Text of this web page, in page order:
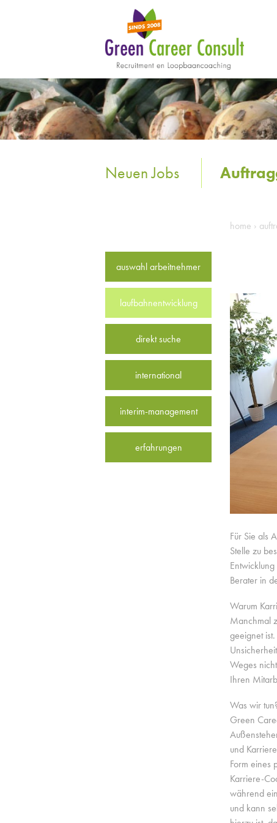
Neuen Jobs
home ›
Für Sie als
Stelle zu
Berater in
Warum
Manchmal
geeignet
Weges
Ihren
Was wir
Green
und
Form eines
Karriere-
während
und kann
auswahl arbeitnehmer
laufbahnentwicklung
direkt suche
international
interim-management
erfahrungen